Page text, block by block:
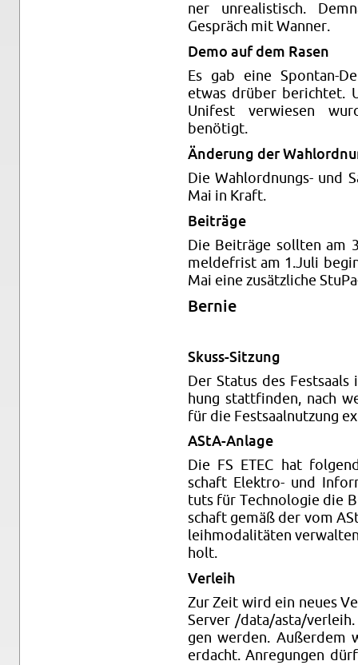
ner un­re­al­is­tisch.
Gespräch mit Wan­ner.
Demo auf dem Rasen
Es gab eine Spon­tan-
etwas drüber berichtet.
Unifest ver­wiesen
benötigt.
Änderung der
Die Wahlord­nungs- und
Mai in Kraft.
Beiträge
Die Beiträge soll­ten am
melde­frist am 1.​Juli
Mai eine zusätzliche
Bernie
Skuss-Sitzung
Der Sta­tus des
hung stat­tfinden, nach
für die Fest­saal­nutzung
AStA-An­lage
Die FS ETEC hat
schaft Elek­tro- und
tuts für Tech­nolo­gie die
schaft gemäß der vom
leih­modalitäten
holt.
Ver­leih
Zur Zeit wird ein neues
Server /data/asta/
gen wer­den. Außerdem
er­dacht. An­re­gun­gen